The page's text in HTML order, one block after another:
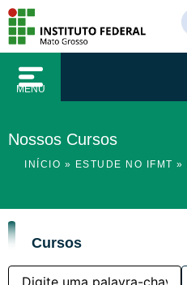
conteúdo
para
conteúdo
MENU
Nossos Cursos
INÍCIO » ESTUDE NO IFMT »
Cursos